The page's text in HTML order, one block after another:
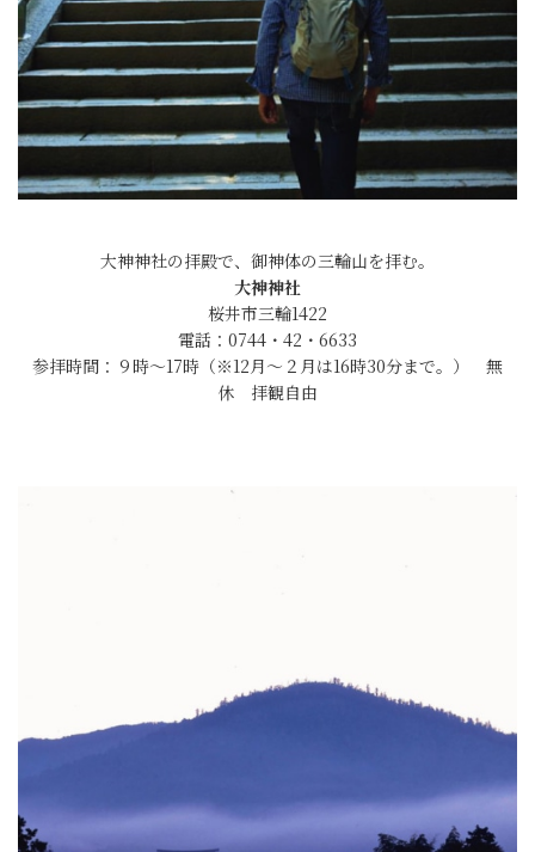
大神神社の拝殿で、御神体の三輪山を拝む。
大神神社
桜井市三輪1422
電話：0744・42・6633
参拝時間：９時～17時（※12月〜２月は16時30分まで。） 無
休 拝観自由